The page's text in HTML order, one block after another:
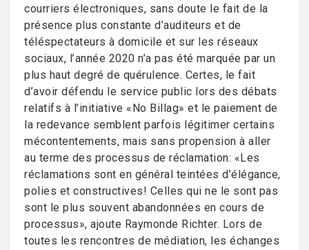
courriers électroniques, sans doute le fait de la
présence plus constante d’auditeurs et de
téléspectateurs à domicile et sur les réseaux
sociaux, l’année 2020 n’a pas été marquée par un
plus haut degré de quérulence. Certes, le fait
d’avoir défendu le service public lors des débats
relatifs à l’initiative «No Billag» et le paiement de
la redevance semblent parfois légitimer certains
mécontentements, mais sans propension à aller
au terme des processus de réclamation: «Les
réclamations sont en général teintées d’élégance,
polies et constructives! Celles qui ne le sont pas
sont le plus souvent abandonnées en cours de
processus», ajoute Raymonde Richter. Lors de
toutes les rencontres de médiation, les échanges